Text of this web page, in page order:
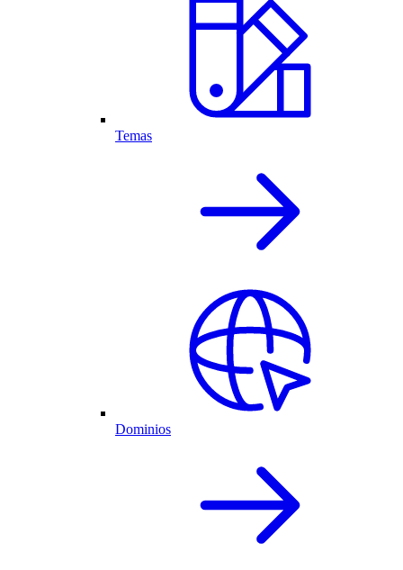
Temas
Dominios